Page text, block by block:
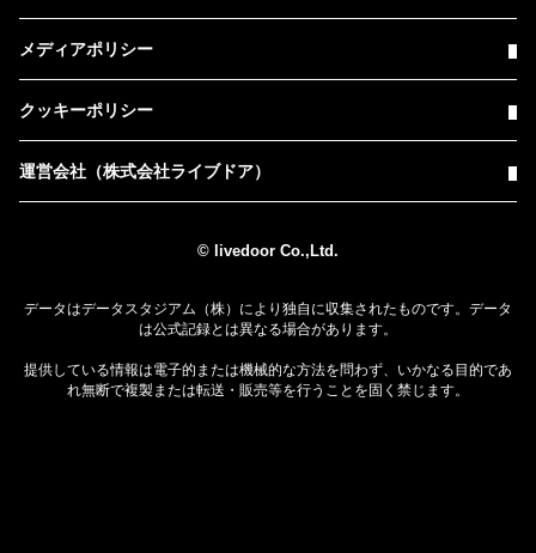
メディアポリシー
クッキーポリシー
運営会社（株式会社ライブドア）
© livedoor Co.,Ltd.
データはデータスタジアム（株）により独自に収集されたものです。データ
は公式記録とは異なる場合があります。
提供している情報は電子的または機械的な方法を問わず、いかなる目的であ
れ無断で複製または転送・販売等を行うことを固く禁じます。